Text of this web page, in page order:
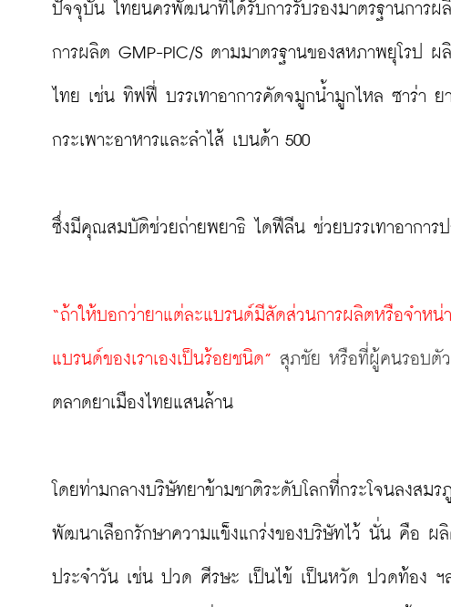
ปัจจุบัน ไทยนครพัฒนาที่ได้รับการรับรองมาตรฐานการผ
การผลิต GMP-PIC/S ตามมาตรฐานของสหภาพยุโรป
ไทย เช่น ทิฟฟี่ บรรเทาอาการคัดจมูกน้ำมูกไหล ซาร่า
กระเพาะอาหารและลำไส้ เบนด้า 500
ซึ่งมีคุณสมบัติช่วยถ่ายพยาธิ ไดฟีลีน ช่วยบรรเทาอาการ
“ถ้าให้บอกว่ายาแต่ละแบรนด์มีสัดส่วนการผลิตหรือจำห
แบรนด์ของเราเองเป็นร้อยชนิด” สุภชัย หรือที่ผู้คนรอบตัว
ตลาดยาเมืองไทยแสนล้าน
โดยท่ามกลางบริษัทยาข้ามชาติระดับโลกที่กระโจนลงส
พัฒนาเลือกรักษาความแข็งแกร่งของบริษัทไว้ นั่น คือ ผลิ
ประจำวัน เช่น ปวด ศีรษะ เป็นไข้ เป็นหวัด ปวดท้อง